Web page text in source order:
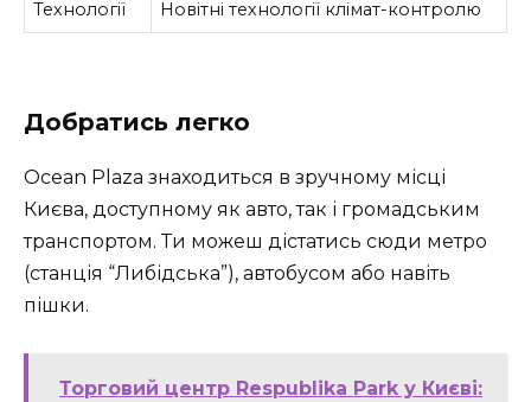
Технології Новітні технології клімат-контролю
Добратись легко
Ocean Plaza знаходиться в зручному місці
Києва, доступному як авто, так і громадським
транспортом. Ти можеш дістатись сюди метро
(станція “Либідська”), автобусом або навіть
пішки.
Торговий центр Respublika Park у Києві: